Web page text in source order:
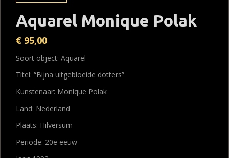
Aquarel Monique Polak
€ 95,00
Soort object: Aquarel
Titel: “Bijna uitgebloeide dotters”
Kunstenaar: Monique Polak
Land: Nederland
Plaats: Hilversum
Periode: 20e eeuw